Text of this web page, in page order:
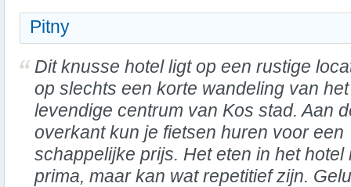
Pitny
Dit knusse hotel ligt op een rustige
op slechts een korte wandeling van het
levendige centrum van Kos stad. Aan
overkant kun je fietsen huren voor een
schappelijke prijs. Het eten in het hotel
prima, maar kan wat repetitief zijn.